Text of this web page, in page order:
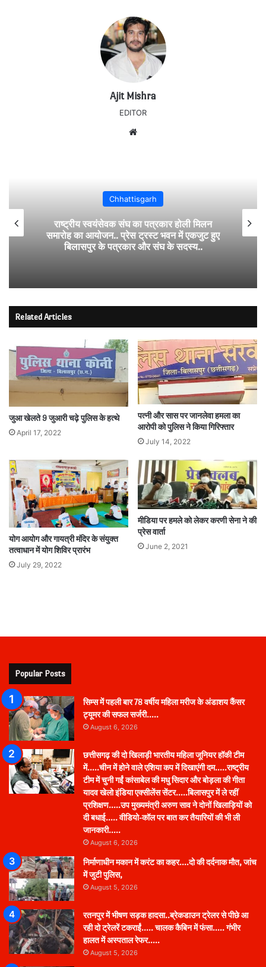
Ajit Mishra
EDITOR
Chhattisgarh
राष्ट्रीय स्वयंसेवक संघ का पत्रकार होली मिलन
समारोह का आयोजन.. प्रेस ट्रस्ट भवन में एकजुट हुए
बिलासपुर के पत्रकार और संघ के सदस्य..
Related Articles
जुआ खेलते 9 जुआरी चढ़े पुलिस के हत्थे
April 17, 2022
पत्नी और सास पर जानलेवा हमला का
आरोपी को पुलिस ने किया गिरिफ्तार
July 14, 2022
योग आयोग और गायत्री मंदिर के संयुक्त
तत्वाधान में योग शिविर प्रारंभ
July 29, 2022
मीडिया पर हमले को लेकर करणी सेना ने की
प्रेस वार्ता
June 2, 2021
Popular Posts
सिम्स में पहली बार 78 वर्षीय महिला मरीज के अंडाशय कैंसर
ट्यूमर की सफल सर्जरी…..
August 6, 2026
छत्तीसगढ़ की दो खिलाड़ी भारतीय महिला जूनियर हॉकी टीम
में…..चीन में होने वाले एशिया कप में दिखाएंगी दम…..राष्ट्रीय
टीम में चुनी गईं कांसाबेल की मधु सिदार और बोड़ला की गीता
यादव खेलो इंडिया एक्सीलेंस सेंटर…..बिलासपुर में ले रहीं
प्रशिक्षण…..उप मुख्यमंत्री अरुण साव ने दोनों खिलाड़ियों को
दी बधाई….. वीडियो-कॉल पर बात कर तैयारियों की भी ली
जानकारी…..
August 6, 2026
निर्माणाधीन मकान में करंट का कहर….दो की दर्दनाक मौत, जांच
में जुटी पुलिस,
August 5, 2026
रतनपुर में भीषण सड़क हादसा..ब्रेकडाउन ट्रेलर से पीछे आ
रही दो ट्रेलरें टकराईं….. चालक कैबिन में फंसा….. गंभीर
हालत में अस्पताल रेफर…..
August 5, 2026